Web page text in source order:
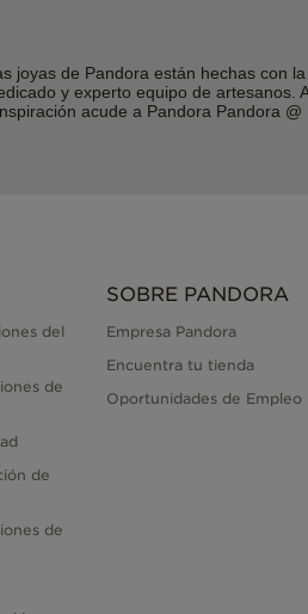
joyas de Pandora están hechas con
y experto equipo de artesanos.
acude a Pandora Pandora @
del
de
de
de
SOBRE PANDORA
Empresa Pandora
Encuentra tu tienda
Oportunidades de Empleo